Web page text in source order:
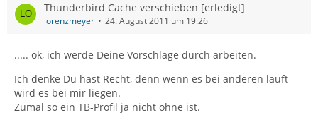
Thunderbird Cache verschieben [erledigt]
lorenzmeyer 24. August 2011 um 19:26
..... ok, ich werde Deine Vorschläge durch arbeiten.
Ich denke Du hast Recht, denn wenn es bei anderen läuft
wird es bei mir liegen.
Zumal so ein TB-Profil ja nicht ohne ist.